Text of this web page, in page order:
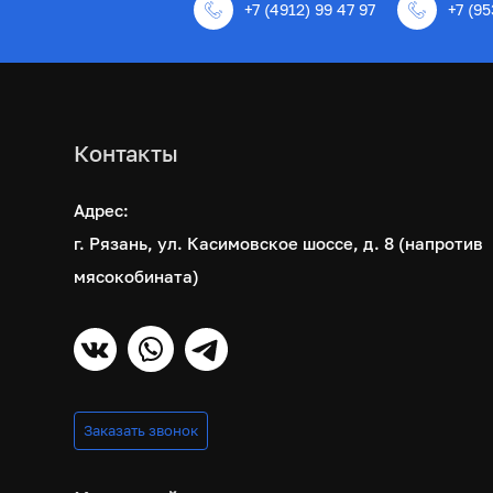
+7 (4912) 99 47 97 +7
Контакты
Адрес:
г. Рязань, ул. Касимовское шоссе, д. 8 (напротив
мясокобината)
Заказать звонок